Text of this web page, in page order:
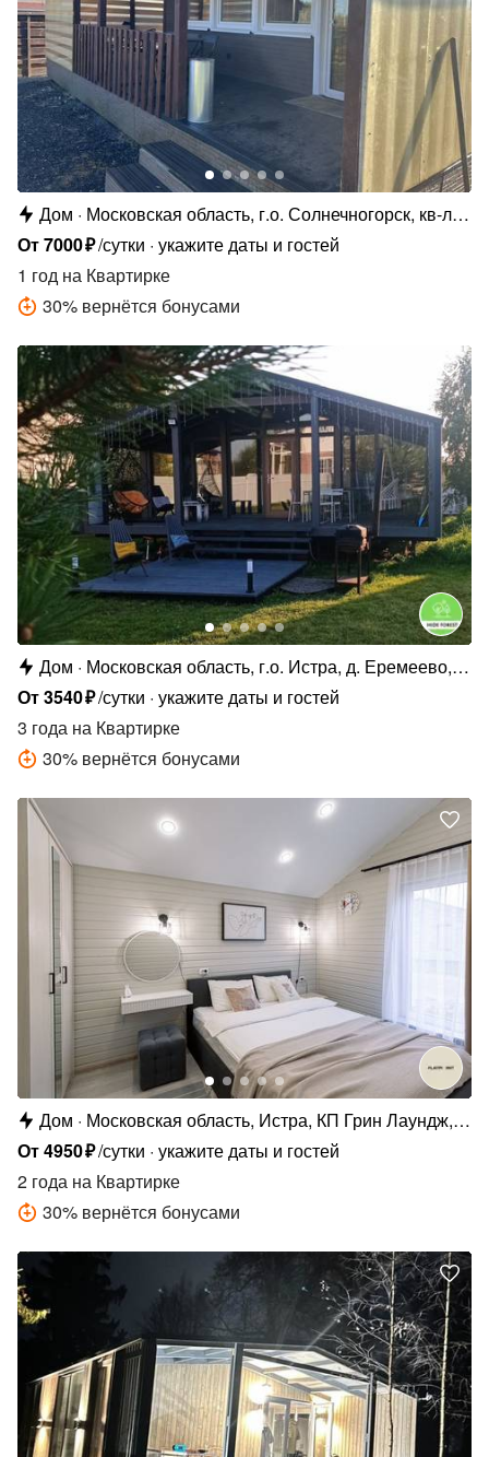
Дом
Московская область, г.о. Солнечногорск, кв-л
Бережки-2, 10
От7000₽/сутки укажите даты и гостей
1 год на Квартирке
30% вернётся бонусами
Дом
Московская область, г.о. Истра, д. Еремеево,
коттеджный п. Еремеево Лайф, 190
От3540₽/сутки укажите даты и гостей
3 года на Квартирке
30% вернётся бонусами
Дом
Московская область, Истра, КП Грин Лаундж,
ул. Центральная, 242
От4950₽/сутки укажите даты и гостей
2 года на Квартирке
30% вернётся бонусами